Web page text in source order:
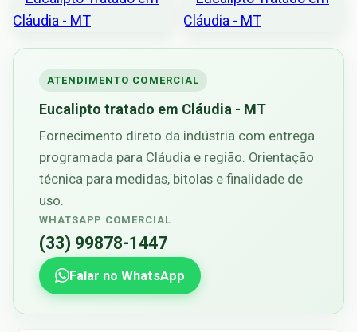
ATENDIMENTO COMERCIAL
Eucalipto tratado em Cláudia - MT
Fornecimento direto da indústria com entrega
programada para Cláudia e região. Orientação
técnica para medidas, bitolas e finalidade de
uso.
WHATSAPP COMERCIAL
(33) 99878-1447
Falar no WhatsApp